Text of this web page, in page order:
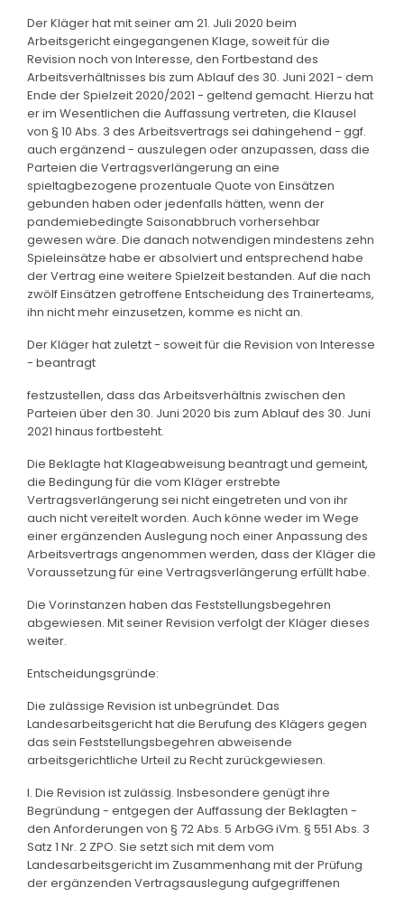
Der Kläger hat mit seiner am 21. Juli 2020 beim
Arbeitsgericht eingegangenen Klage, soweit für die
Revision noch von Interesse, den Fortbestand des
Arbeitsverhältnisses bis zum Ablauf des 30. Juni 2021 - dem
Ende der Spielzeit 2020/2021 - geltend gemacht. Hierzu hat
er im Wesentlichen die Auffassung vertreten, die Klausel
von § 10 Abs. 3 des Arbeitsvertrags sei dahingehend - ggf.
auch ergänzend - auszulegen oder anzupassen, dass die
Parteien die Vertragsverlängerung an eine
spieltagbezogene prozentuale Quote von Einsätzen
gebunden haben oder jedenfalls hätten, wenn der
pandemiebedingte Saisonabbruch vorhersehbar
gewesen wäre. Die danach notwendigen mindestens zehn
Spieleinsätze habe er absolviert und entsprechend habe
der Vertrag eine weitere Spielzeit bestanden. Auf die nach
zwölf Einsätzen getroffene Entscheidung des Trainerteams,
ihn nicht mehr einzusetzen, komme es nicht an.
Der Kläger hat zuletzt - soweit für die Revision von Interesse
- beantragt
festzustellen, dass das Arbeitsverhältnis zwischen den
Parteien über den 30. Juni 2020 bis zum Ablauf des 30. Juni
2021 hinaus fortbesteht.
Die Beklagte hat Klageabweisung beantragt und gemeint,
die Bedingung für die vom Kläger erstrebte
Vertragsverlängerung sei nicht eingetreten und von ihr
auch nicht vereitelt worden. Auch könne weder im Wege
einer ergänzenden Auslegung noch einer Anpassung des
Arbeitsvertrags angenommen werden, dass der Kläger die
Voraussetzung für eine Vertragsverlängerung erfüllt habe.
Die Vorinstanzen haben das Feststellungsbegehren
abgewiesen. Mit seiner Revision verfolgt der Kläger dieses
weiter.
Entscheidungsgründe:
Die zulässige Revision ist unbegründet. Das
Landesarbeitsgericht hat die Berufung des Klägers gegen
das sein Feststellungsbegehren abweisende
arbeitsgerichtliche Urteil zu Recht zurückgewiesen.
I. Die Revision ist zulässig. Insbesondere genügt ihre
Begründung - entgegen der Auffassung der Beklagten -
den Anforderungen von § 72 Abs. 5 ArbGG iVm. § 551 Abs. 3
Satz 1 Nr. 2 ZPO. Sie setzt sich mit dem vom
Landesarbeitsgericht im Zusammenhang mit der Prüfung
der ergänzenden Vertragsauslegung aufgegriffenen